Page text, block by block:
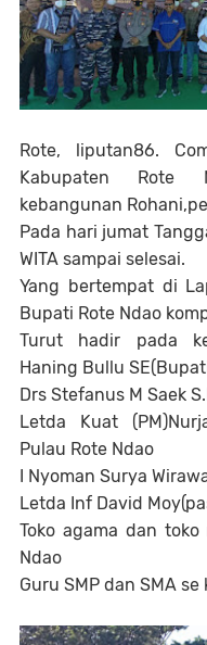
Rote, liputan86.
Kabupaten Rote
kebangunan
Pada hari jumat
WITA sampai selesai.
Yang bertempat di
Bupati Rote Ndao
Turut hadir pada
Haning Bullu
Drs Stefanus M Saek
Letda Kuat
Pulau Rote Ndao
I Nyoman Surya
Letda Inf David
Toko agama dan
Ndao
Guru SMP dan SMA